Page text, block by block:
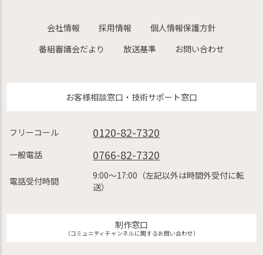
会社情報 採用情報
個人情報保護方針
番組審議会だより
放送基準 お問い合わせ
お客様相談窓口・技術サポート窓口
フリーコール 0120-82-7320
一般電話 0766-82-7320
電話受付時間
9:00〜17:00（左記以外は時間外受付に転
送）
制作窓口
（コミュニティチャンネルに関するお問い合わせ）